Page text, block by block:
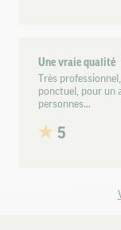
Une vraie qualité
Très
ponctuel, pour un
personnes...
5